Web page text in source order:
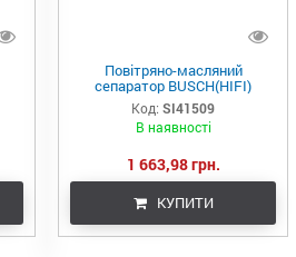
Повітряно-масляний
сепаратор BUSCH(HIFI)
Код: SI41509
В наявності
1 663,98 грн.
КУПИТИ